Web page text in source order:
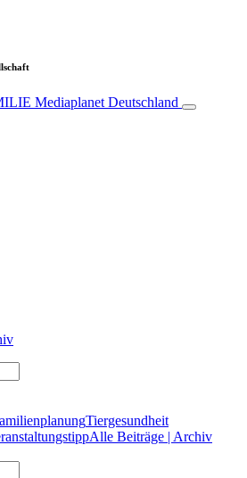
Mediaplanet Deutschland
Tiergesundheit
Alle Beiträge | Archiv